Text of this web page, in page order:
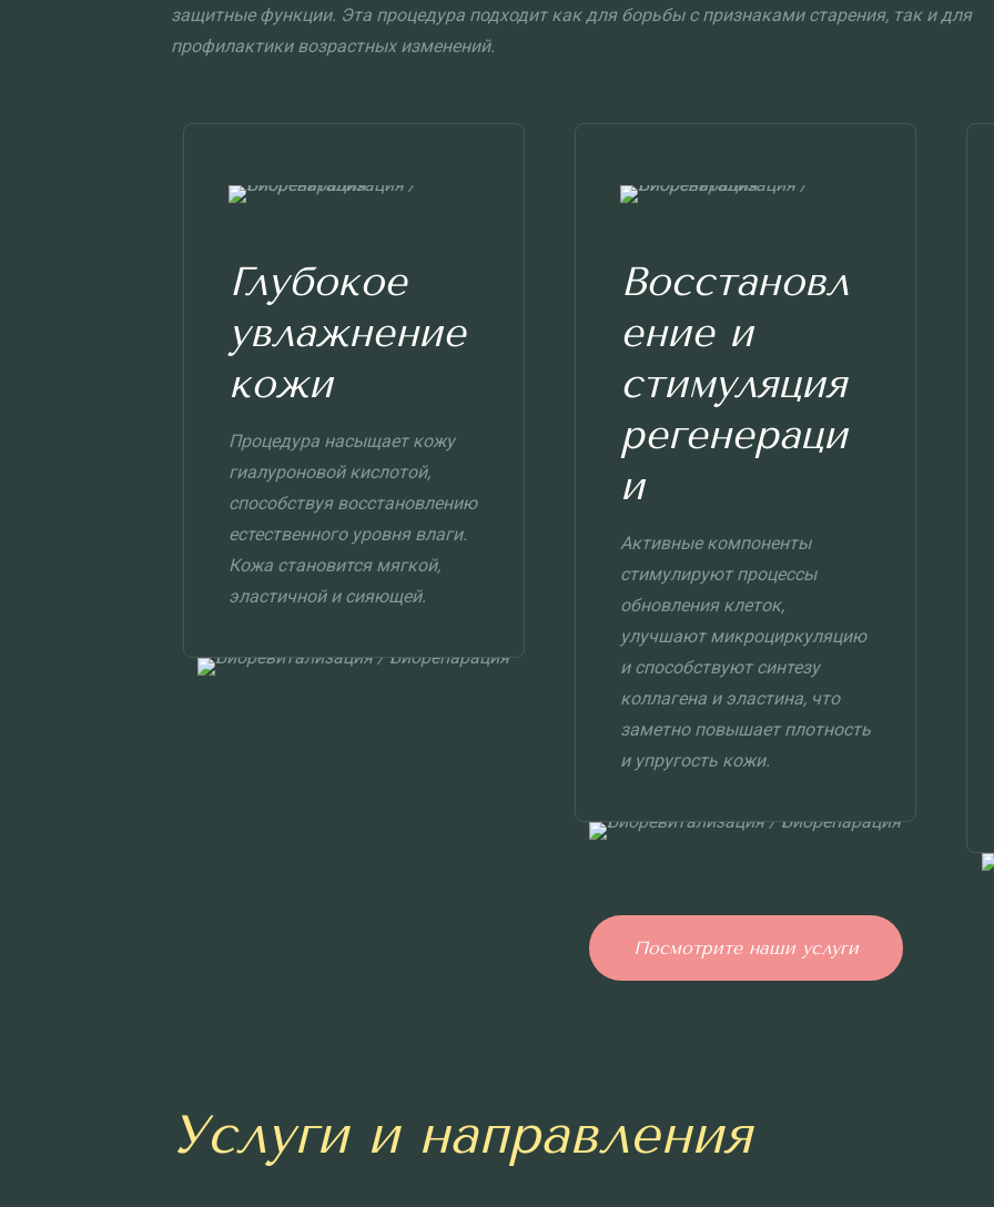
защитные функции. Эта процедура подходит как для борьбы с признаками старения, так и для
профилактики возрастных изменений.
Глубокое
увлажнение
кожи
Процедура насыщает кожу
гиалуроновой кислотой,
способствуя восстановлению
естественного уровня влаги.
Кожа становится мягкой,
эластичной и сияющей.
Восстановл
ение и
стимуляция
регенераци
и
Активные компоненты
стимулируют процессы
обновления клеток,
улучшают микроциркуляцию
и способствуют синтезу
коллагена и эластина, что
заметно повышает плотность
и упругость кожи.
Посмотрите наши услуги
Услуги и направления